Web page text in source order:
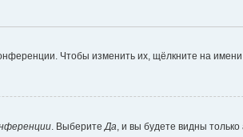
Чтобы изменить их, щёлкните на
. ВыберитеДа, и вы будете видны